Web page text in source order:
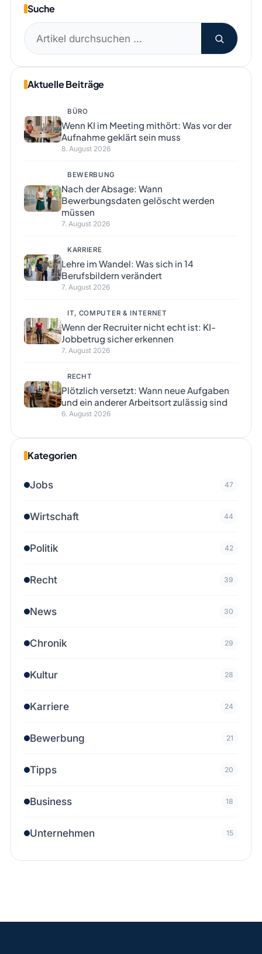
Suche
Suchen
nach:
Aktuelle Beiträge
BÜRO
Wenn KI im Meeting mithört: Was vor der
Aufnahme geklärt sein muss
8. August 2026
BEWERBUNG
Nach der Absage: Wann
Bewerbungsdaten gelöscht werden
müssen
7. August 2026
KARRIERE
Lehre im Wandel: Was sich in 14
Berufsbildern verändert
7. August 2026
IT, COMPUTER & INTERNET
Wenn der Recruiter nicht echt ist: KI-
Jobbetrug sicher erkennen
7. August 2026
RECHT
Plötzlich versetzt: Wann neue Aufgaben
und ein anderer Arbeitsort zulässig sind
6. August 2026
Kategorien
Jobs 47
Wirtschaft 44
Politik 42
Recht 39
News 30
Chronik 29
Kultur 28
Karriere 24
Bewerbung 21
Tipps 20
Business 18
Unternehmen 15